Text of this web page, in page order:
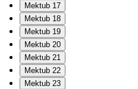
Mektub 17
Mektub 18
Mektub 19
Mektub 20
Mektub 21
Mektub 22
Mektub 23